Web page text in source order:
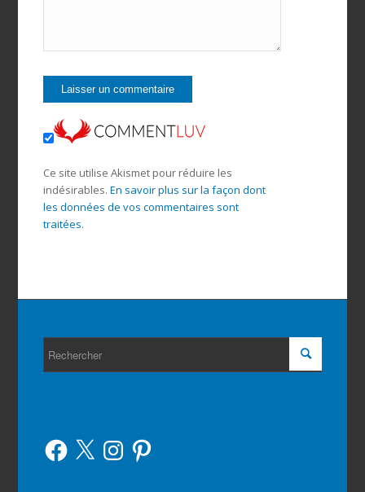
Ce site utilise Akismet pour réduire les
indésirables. En savoir plus sur la façon dont
les données de vos commentaires sont
traitées.
Facebook
X InstagramPinterest